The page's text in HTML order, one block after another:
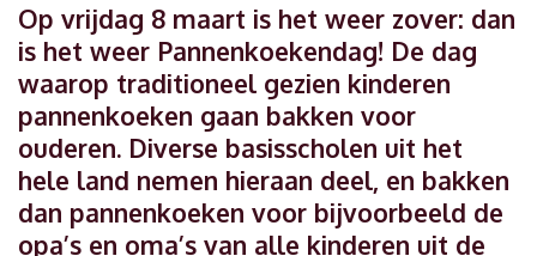
Op vrijdag 8 maart is het weer zover: dan
is het weer Pannenkoekendag! De dag
waarop traditioneel gezien kinderen
pannenkoeken gaan bakken voor
ouderen. Diverse basisscholen uit het
hele land nemen hieraan deel, en bakken
dan pannenkoeken voor bijvoorbeeld de
opa’s en oma’s van alle kinderen uit de